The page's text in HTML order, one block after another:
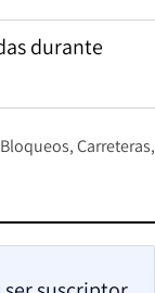
durante
Bloqueos Carreteras